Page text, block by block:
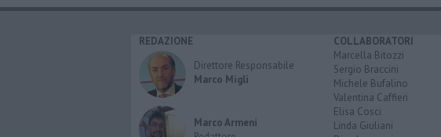
REDAZIONE
Direttore Responsabile
Marco Migli
Marco Armeni
COLLABORATORI
Marcella Bitozzi
Sergio Braccini
Michele Bufalino
Valentina Caffieri
Elisa Cosci
Linda Giuliani